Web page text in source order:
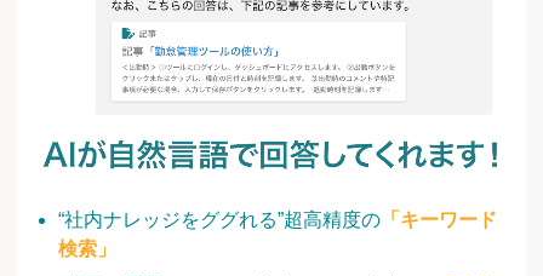
“社内ナレッジをググれる”超高精度の 「キーワード
検索」